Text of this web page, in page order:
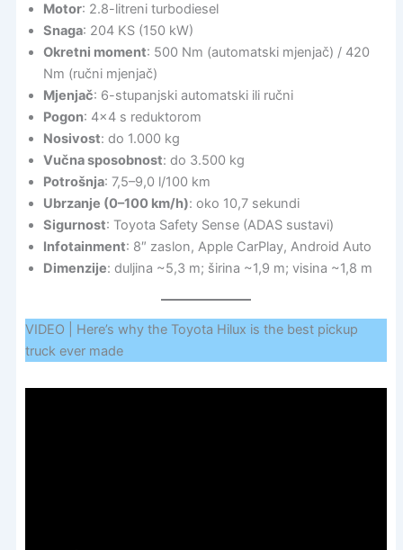
Motor: 2.8-litreni turbodiesel
Snaga: 204 KS (150 kW)
Okretni moment: 500 Nm (automatski mjenjač) / 420
Nm (ručni mjenjač)
Mjenjač: 6-stupanjski automatski ili ručni
Pogon: 4×4 s reduktorom
Nosivost: do 1.000 kg
Vučna sposobnost: do 3.500 kg
Potrošnja: 7,5–9,0 l/100 km
Ubrzanje (0–100 km/h): oko 10,7 sekundi
Sigurnost: Toyota Safety Sense (ADAS sustavi)
Infotainment: 8″ zaslon, Apple CarPlay, Android Auto
Dimenzije: duljina ~5,3 m; širina ~1,9 m; visina ~1,8 m
VIDEO | Here’s why the Toyota Hilux is the best pickup
truck ever made